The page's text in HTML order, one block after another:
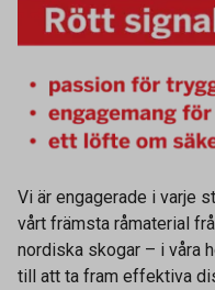
Vi är engagerade i varje
vårt främsta råmaterial
nordiska skogar – i våra
till att ta fram effektiva